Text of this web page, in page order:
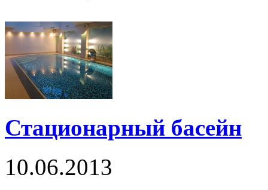
Стационарный басейн
10.06.2013